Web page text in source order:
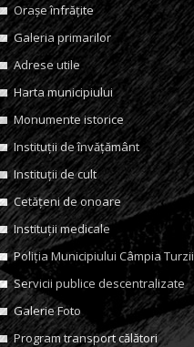
Orașe înfrățite
Galeria primarilor
Adrese utile
Harta municipiului
Monumente istorice
Instituții de învățământ
Instituții de cult
Cetățeni de onoare
Instituții medicale
Poliția Municipiului Câmpia Turzii
Servicii publice descentralizate
Galerie Foto
Program transport călători